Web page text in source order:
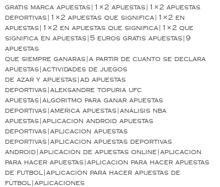
gratis marca apuestas|1×2 apuestas|1×2 apuestas
deportivas|1×2 apuestas que significa|1×2 en
apuestas|1×2 en apuestas que significa|1×2 que
significa en apuestas|5 euros gratis apuestas|9
apuestas
que siempre ganaras|a partir de cuanto se declara
apuestas|actividades de juegos
de azar y apuestas|ad apuestas
deportivas|aleksandre topuria ufc
apuestas|algoritmo para ganar apuestas
deportivas|america apuestas|análisis nba
apuestas|aplicacion android apuestas
deportivas|aplicacion apuestas
deportivas|aplicacion apuestas deportivas
android|aplicación de apuestas online|aplicacion
para hacer apuestas|aplicacion para hacer apuestas
de futbol|aplicación para hacer apuestas de
fútbol|aplicaciones